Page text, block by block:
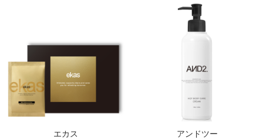
エカス アンドツー